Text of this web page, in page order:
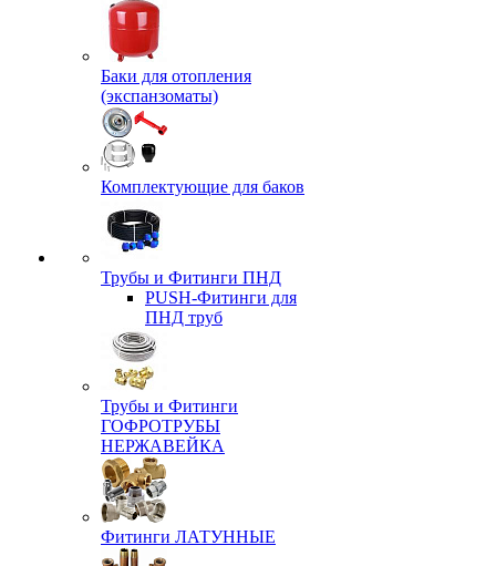
Баки для отопления
(экспанзоматы)
Комплектующие для баков
Трубы и Фитинги ПНД
PUSH-Фитинги для
ПНД труб
Трубы и Фитинги
ГОФРОТРУБЫ
НЕРЖАВЕЙКА
Фитинги ЛАТУННЫЕ